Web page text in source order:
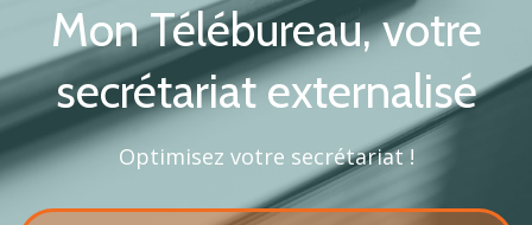
Mon Télébureau, votre
secrétariat externalisé
Optimisez votre secrétariat !